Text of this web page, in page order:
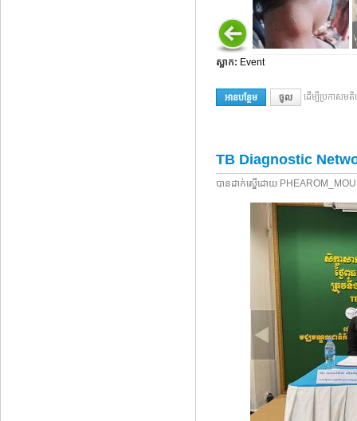
ស្លាក: Event
អាន​បន្ថែម អំពី Childhood TB
ចូល​ ដើម្បី​ប្រកាស​
TB Diagnostic
បាន​ដាក់​ស្នើ​ដោយ​